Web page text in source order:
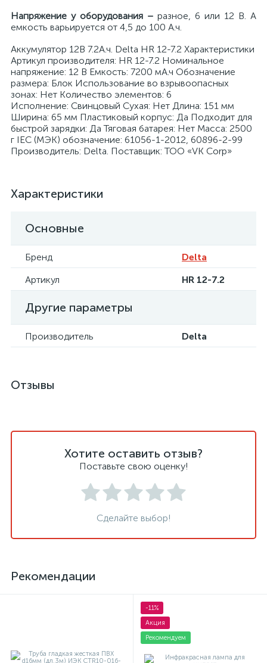
Напряжение у оборудования – разное, 6 или 12 В. А
емкость варьируется от 4,5 до 100 А.ч.
Аккумулятор 12В 7.2А.ч. Delta HR 12-7.2 Характеристики
Артикул производителя: HR 12-7.2 Номинальное
напряжение: 12 В Емкость: 7200 мА.ч Обозначение
размера: Блок Использование во взрывоопасных
зонах: Нет Количество элементов: 6
Исполнение: Свинцовый Сухая: Нет Длина: 151 мм
Ширина: 65 мм Пластиковый корпус: Да Подходит для
быстрой зарядки: Да Тяговая батарея: Нет Масса: 2500
г IEC (МЭК) обозначение: 61056-1-2012, 60896-2-99
Производитель: Delta. Поставщик: ТОО «VK Corp»
Характеристики
Основные
Бренд
Delta
Артикул
HR 12-7.2
Другие параметры
Производитель Delta
Отзывы
Хотите оставить отзыв?
Поставьте свою оценку!
Сделайте выбор!
Рекомендации
-11%
Акция
Рекомендуем